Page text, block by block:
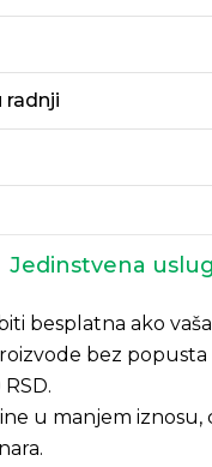
radnji
Jedinstvena
besplatna ako
bez popusta
u manjem iznosu,